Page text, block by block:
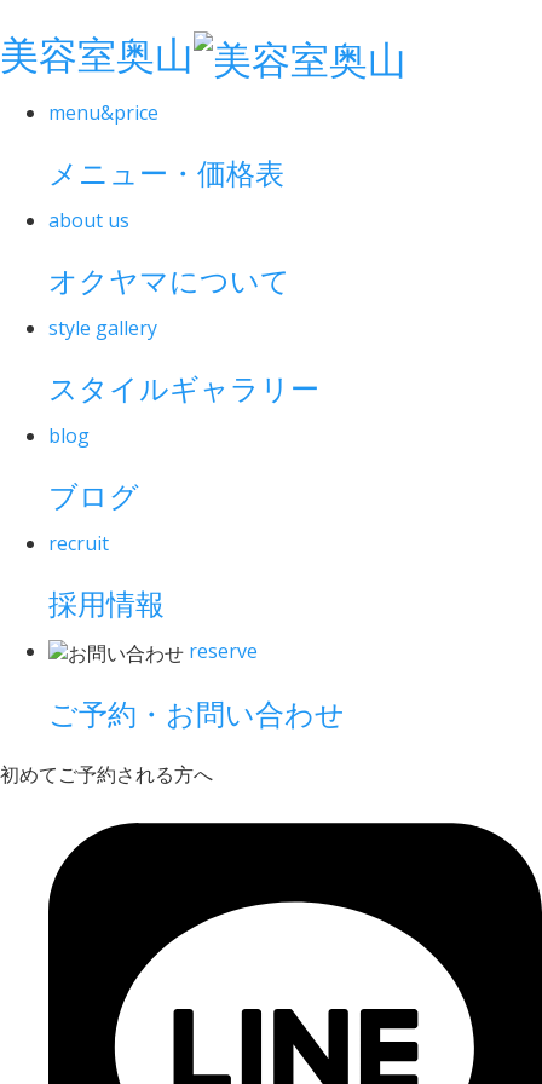
美容室奥山
menu&price
メニュー・価格表
about us
オクヤマについて
style gallery
スタイルギャラリー
blog
ブログ
recruit
採用情報
reserve
ご予約・お問い合わせ
初めてご予約される方へ